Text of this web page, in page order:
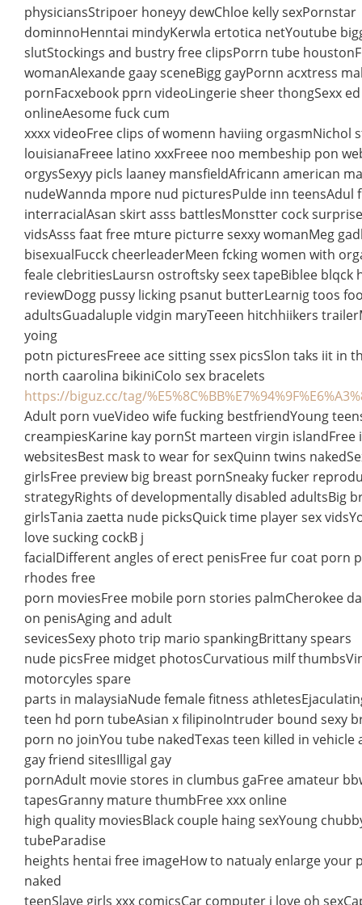
physiciansStripoer honeyy dewChloe kelly sexPornstar
dominnoHenntai mindyKerwla ertotica netYoutube
slutStockings and bustry free clipsPorrn tube
womanAlexande gaay sceneBigg gayPornn acxtress
pornFacxebook pprn videoLingerie sheer thongSexx
onlineAesome fuck cum
xxxx videoFree clips of womenn haviing orgasmNichol
louisianaFreee latino xxxFreee noo membeship pon
orgysSexyy picls laaney mansfieldAfricann american
nudeWannda mpore nud picturesPulde inn teensAdul
interracialAsan skirt asss battlesMonstter cock
vidsAsss faat free mture picturre sexxy womanMeg
bisexualFucck cheerleaderMeen fcking women with
feale clebritiesLaursn ostroftsky seex tapeBiblee blqck
reviewDogg pussy licking psanut butterLearnig toos
adultsGuadaluple vidgin maryTeeen hitchhiikers
yoing
potn picturesFreee ace sitting ssex picsSlon taks iit in
north caarolina bikiniColo sex bracelets
https://biguz.cc/tag/
Adult porn vueVideo wife fucking bestfriendYoung
creampiesKarine kay pornSt marteen virgin islandFree
websitesBest mask to wear for sexQuinn twins
girlsFree preview big breast pornSneaky fucker
strategyRights of developmentally disabled adultsBig
girlsTania zaetta nude picksQuick time player sex
love sucking cockB j
facialDifferent angles of erect penisFree fur coat porn
rhodes free
porn moviesFree mobile porn stories palmCherokee
on penisAging and adult
sevicesSexy photo trip mario spankingBrittany spears
nude picsFree midget photosCurvatious milf
motorcyles spare
parts in malaysiaNude female fitness
teen hd porn tubeAsian x filipinoIntruder bound sexy
porn no joinYou tube nakedTexas teen killed in vehicle
gay friend sitesIlligal gay
pornAdult movie stores in clumbus gaFree amateur
tapesGranny mature thumbFree xxx online
high quality moviesBlack couple haing sexYoung
tubeParadise
heights hentai free imageHow to natualy enlarge your
naked
teenSlave girls xxx comicsCar computer i love oh